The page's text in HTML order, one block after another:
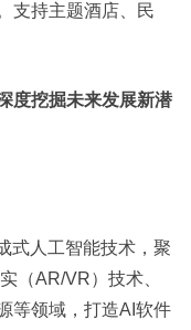
支持主题酒店、民
度挖掘未来发展新潜
人工智能技术，聚
（AR/VR）技术、
等领域，打造AI软件